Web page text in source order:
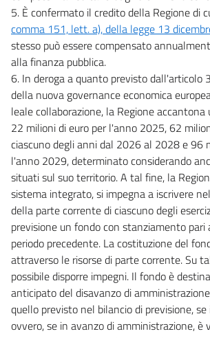
5. È confermato il credito della Regione di
comma 151, lett. a), della legge 13
stesso può essere compensato
alla finanza pubblica.
6. In deroga a quanto previsto dall'articolo
della nuova governance economica
leale collaborazione, la Regione
22 milioni di euro per l'anno 2025, 62
ciascuno degli anni dal 2026 al 2028 e 96
l'anno 2029, determinato considerando
situati sul suo territorio. A tal fine, la
sistema integrato, si impegna a iscrivere
della parte corrente di ciascuno degli
previsione un fondo con stanziamento pari
periodo precedente. La costituzione del
attraverso le risorse di parte corrente. Su
possibile disporre impegni. Il fondo è
anticipato del disavanzo di
quello previsto nel bilancio di previsione,
ovvero, se in avanzo di amministrazione, è